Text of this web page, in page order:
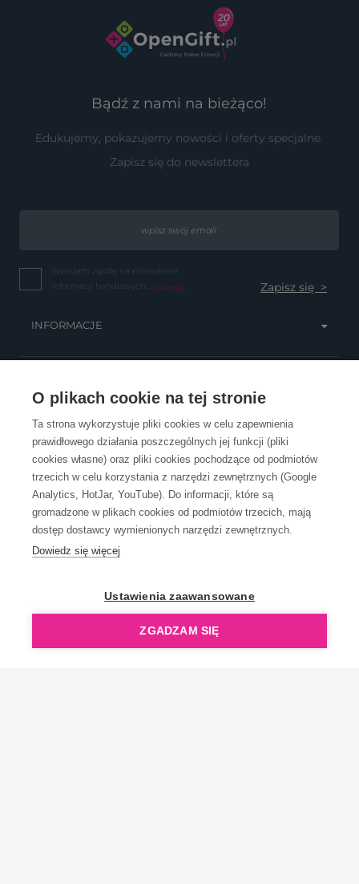
O plikach cookie na tej stronie
Ta strona wykorzystuje pliki cookies w celu zapewnienia
prawidłowego działania poszczególnych jej funkcji (pliki
cookies własne) oraz pliki cookies pochodzące od podmiotów
trzecich w celu korzystania z narzędzi zewnętrznych (Google
Analytics, HotJar, YouTube). Do informacji, które są
gromadzone w plikach cookies od podmiotów trzecich, mają
dostęp dostawcy wymienionych narzędzi zewnętrznych.
Dowiedz się więcej
Ustawienia zaawansowane
ZGADZAM SIĘ
Bądź z nami na bieżąco!
Edukujemy, pokazujemy nowości i oferty specjalne.
Zapisz się do newslettera
Wyrażam zgodę na przesyłanie
informacji handlowych... (więcej)
INFORMACJE
OBSŁUGA KLIENTA
KONTAKT
OpenGift jest częścią ReflectGroup.